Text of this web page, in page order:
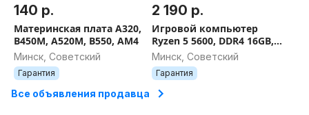
140 р.
Материнская плата A320,
B450M, A520M, B550, AM4
Минск, Советский
Гарантия
2 190 р.
Игровой компьютер
Ryzen 5 5600, DDR4 16GB,
RTX 3060TI 8GB, SSD 480GB,
600W, AM4, ГАРАНТИЯ 12
МЕС.
Минск, Советский
Гарантия
Все объявления продавца